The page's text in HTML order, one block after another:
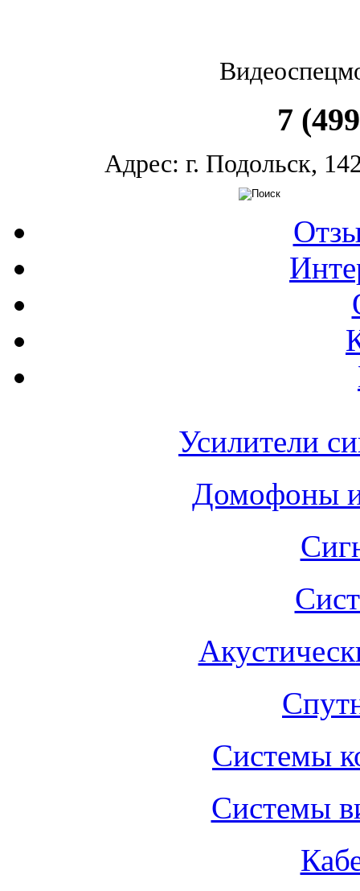
7
Адрес: г. Подольск,
Усилители
Домофоны
Системы
Системы